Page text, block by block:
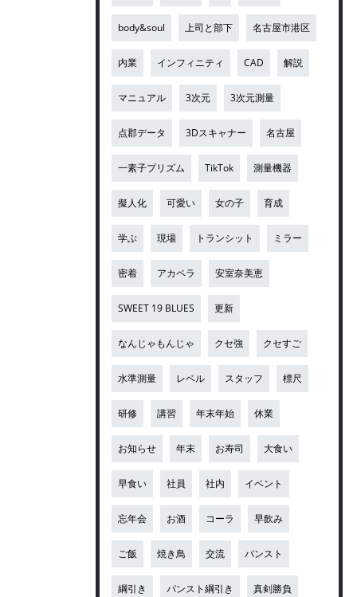
body&soul 上司と部下 名古屋市港区
内業 インフィニティ CAD 解説
マニュアル 3次元 3次元測量
点郡データ 3Dスキャナー 名古屋
一素子プリズム TikTok 測量機器
擬人化 可愛い 女の子 育成
学ぶ 現場 トランシット ミラー
密着 アカペラ 安室奈美恵
SWEET 19 BLUES 更新
なんじゃもんじゃ クセ強 クセすご
水準測量 レベル スタッフ 標尺
研修 講習 年末年始 休業
お知らせ 年末 お寿司 大食い
早食い 社員 社内 イベント
忘年会 お酒 コーラ 早飲み
ご飯 焼き鳥 交流 パンスト
綱引き パンスト綱引き 真剣勝負